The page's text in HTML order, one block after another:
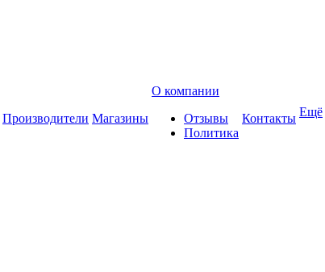
Производители Магазины
О компании
Отзывы
Политика
Контакты Ещё